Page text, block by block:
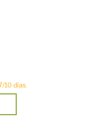
10 días.